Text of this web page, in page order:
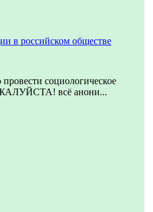
в российском обществе
социологическое
всё анони...